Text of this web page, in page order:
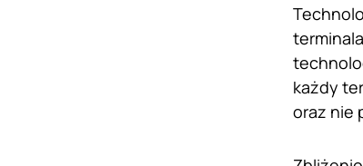
każdy
oraz nie